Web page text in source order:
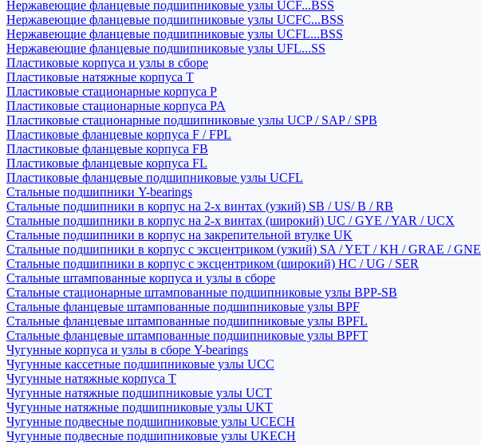
Нержавеющие фланцевые подшипниковые узлы UCF...BSS
Нержавеющие фланцевые подшипниковые узлы UCFC...BSS
Нержавеющие фланцевые подшипниковые узлы UCFL...BSS
Нержавеющие фланцевые подшипниковые узлы UFL...SS
Пластиковые корпуса и узлы в сборе
Пластиковые натяжные корпуса T
Пластиковые стационарные корпуса P
Пластиковые стационарные корпуса PA
Пластиковые стационарные подшипниковые узлы UCP / SAP / SPB
Пластиковые фланцевые корпуса F / FPL
Пластиковые фланцевые корпуса FB
Пластиковые фланцевые корпуса FL
Пластиковые фланцевые подшипниковые узлы UCFL
Стальные подшипники Y-bearings
Стальные подшипники в корпус на 2-х винтах (узкий) SB / US/ B / RB
Стальные подшипники в корпус на 2-х винтах (широкий) UC / GYE / YAR / UCX
Стальные подшипники в корпус на закрепительной втулке UK
Стальные подшипники в корпус с эксцентриком (узкий) SA / YET / KH / GRAE / GNE
Стальные подшипники в корпус с эксцентриком (широкий) HC / UG / SER
Стальные штампованные корпуса и узлы в сборе
Стальные стационарные штампованные подшипниковые узлы BPP-SB
Стальные фланцевые штампованные подшипниковые узлы BPF
Стальные фланцевые штампованные подшипниковые узлы BPFL
Стальные фланцевые штампованные подшипниковые узлы BPFT
Чугунные корпуса и узлы в сборе Y-bearings
Чугунные кассетные подшипниковые узлы UCC
Чугунные натяжные корпуса T
Чугунные натяжные подшипниковые узлы UCT
Чугунные натяжные подшипниковые узлы UKT
Чугунные подвесные подшипниковые узлы UCECH
Чугунные подвесные подшипниковые узлы UKECH